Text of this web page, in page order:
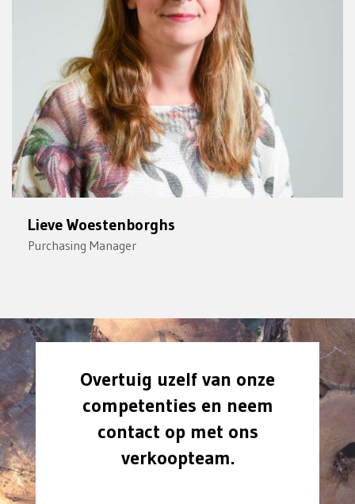
Lieve Woestenborghs
Purchasing Manager
Overtuig uzelf van onze
competenties en neem
contact op met ons
verkoopteam.